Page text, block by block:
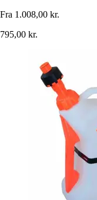
Fra 1.008,00 kr.
795,00 kr.